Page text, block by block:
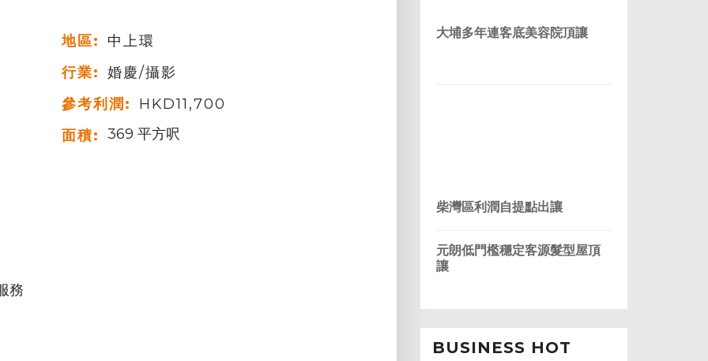
地區:
中上環
行業: 婚慶/攝影
參考利潤:
HKD11,700
面積: 369 平方呎
務
大埔多年連客底美容院頂讓
柴灣區利潤自提點出讓
元朗低門檻穩定客源髮型屋頂
讓
BUSINESS HOT